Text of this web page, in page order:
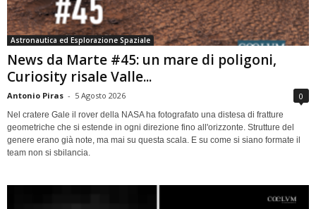
Astronautica ed Esplorazione Spaziale
News da Marte #45: un mare di poligoni,
Curiosity risale Valle...
Antonio Piras - 5 Agosto 2026 0
Nel cratere Gale il rover della NASA ha fotografato una distesa di fratture
geometriche che si estende in ogni direzione fino all'orizzonte. Strutture del
genere erano già note, ma mai su questa scala. E su come si siano formate il
team non si sbilancia.